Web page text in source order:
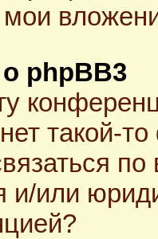
phpBB3
такой-
по
и/или